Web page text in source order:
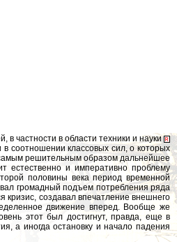
в частности в области техники и науки
соотношении классовых сил, о которых
решительным образом дальнейшее
естественно и императивно проблему
половины века период временной
громадный подъем потребления ряда
кризис, создавал впечатление внешнего
движение вперед. Вообще же
этот был достигнут, правда, еще в
а иногда остановку и начало падения